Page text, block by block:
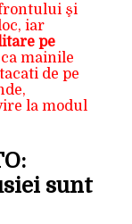
frontului şi
iar
pe
mainile
de pe
la modul
sunt